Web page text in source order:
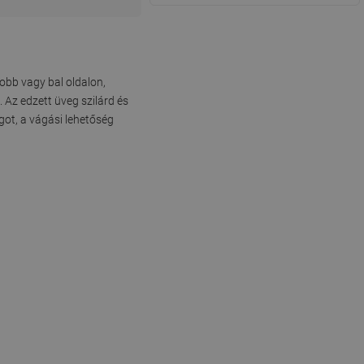
vagy bal oldalon,
edzett üveg szilárd és
a vágási lehetőség